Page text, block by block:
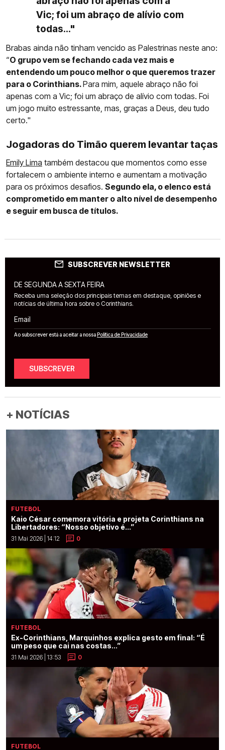
Vic; foi um abraço de alívio com
todas..."
Brabas ainda não tinham vencido as Palestrinas neste ano:
“O grupo vem se fechando cada vez mais e
entendendo um pouco melhor o que queremos trazer
para o Corinthians.Para mim, aquele abraço não foi
apenas com a Vic; foi um abraço de alívio com todas. Foi
um jogo muito estressante, mas, graças a Deus, deu tudo
certo."
Jogadoras do Timão querem levantar taças
Emily Lima também destacou que momentos como esse
fortalecem o ambiente interno e aumentam a motivação
para os próximos desafios. Segundo ela, o elenco está
comprometido em manter o alto nível de desempenho
e seguir em busca de títulos.
SUBSCREVER NEWSLETTER
DE SEGUNDA A SEXTA FEIRA
Receba uma seleção dos principais temas em destaque, opiniões e
notícias de última hora sobre o Corinthians.
Email
Ao subscrever está a aceitar a nossaPolítica de Privacidade
SUBSCREVER
+ NOTÍCIAS
FUTEBOL
Kaio César comemora vitória e projeta Corinthians na
Libertadores: “Nosso objetivo é...”
31 Mai 2026 | 14:12 0
FUTEBOL
Ex-Corinthians, Marquinhos explica gesto em final: “É
um peso que cai nas costas...”
31 Mai 2026 | 13:53 0
FUTEBOL